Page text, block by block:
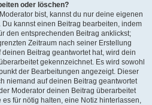
oder löschen?
bist, kannst du nur deine eigenen
kannst einen Beitrag bearbeiten, indem
den entsprechenden Beitrag anklickst;
Zeitraum nach seiner Erstellung
Beitrag geantwortet hat, wird dein
gekennzeichnet. Es wird sowohl
der Bearbeitungen angezeigt. Dieser
niemand auf deinen Beitrag geantwortet
Moderator deinen Beitrag überarbeitet
für nötig halten, eine Notiz hinterlassen,